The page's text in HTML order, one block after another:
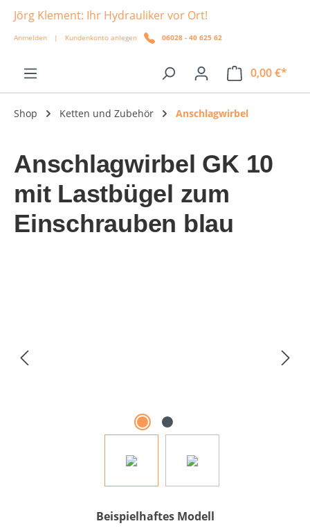
springen
Jörg Klement: Ihr Hydrauliker vor Ort!
Anmelden | Kundenkonto anlegen 06028 - 40 625 62
0,00 €*
Shop Ketten und Zubehör Anschlagwirbel
Anschlagwirbel GK 10
mit Lastbügel zum
Einschrauben blau
Beispielhaftes Modell